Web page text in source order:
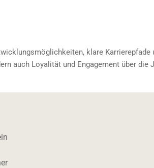
klare
auch Loyalität und Engagement über die